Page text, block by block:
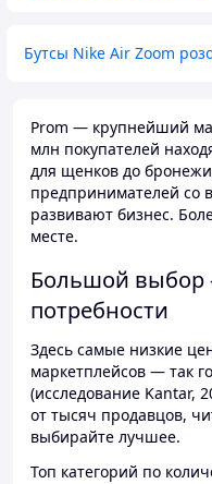
Бутсы Nike Air Zoom
Prom — крупнейший
млн покупателей
для щенков до
предпринимателей со
развивают бизнес.
месте.
Большой
потребности
Здесь самые низкие
маркетплейсов — так
(исследование Kantar,
от тысяч продавцов,
выбирайте лучшее.
Топ категорий по